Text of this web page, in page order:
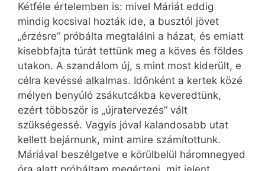
Kétféle értelemben is: mivel Máriát eddig
mindig kocsival hozták ide, a busztól jövet
„érzésre” próbálta megtalálni a házat, és emiatt
kisebbfajta túrát tettünk meg a köves és földes
utakon. A szandálom új, s mint most kiderült, e
célra kevéssé alkalmas. Időnként a kertek közé
mélyen benyúló zsákutcákba keveredtünk,
ezért többször is „újratervezés” vált
szükségessé. Vagyis jóval kalandosabb utat
kellett bejárnunk, mint amire számítottunk.
Máriával beszélgetve e körülbelül háromnegyed